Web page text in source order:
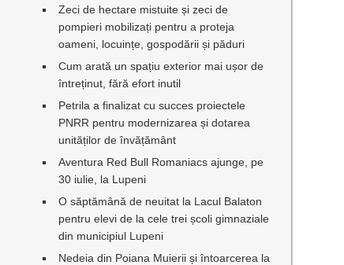
Zeci de hectare mistuite și zeci de
pompieri mobilizați pentru a proteja
oameni, locuințe, gospodării și păduri
Cum arată un spațiu exterior mai ușor de
întreținut, fără efort inutil
Petrila a finalizat cu succes proiectele
PNRR pentru modernizarea și dotarea
unităților de învățământ
Aventura Red Bull Romaniacs ajunge, pe
30 iulie, la Lupeni
O săptămână de neuitat la Lacul Balaton
pentru elevi de la cele trei școli gimnaziale
din municipiul Lupeni
Nedeia din Poiana Muierii și întoarcerea la